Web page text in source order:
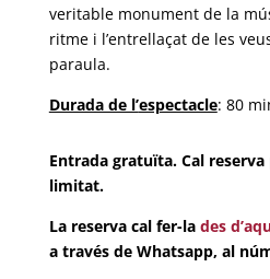
veritable monument de la
ritme i l’entrellaçat de les
paraula.
Durada de l’espectacle: 80
Entrada gratuïta. Cal
limitat.
La reserva cal fer-la des
a través de Whatsapp, al